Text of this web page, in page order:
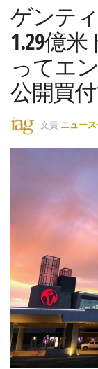
ゲンテ
1.29億
ってエ
公開買
文責 ニュー